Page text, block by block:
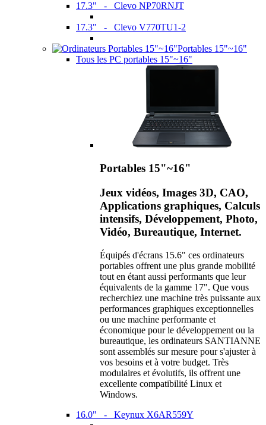
17.3" - Clevo NP70RNJT
17.3" - Clevo V770TU1-2
Portables 15"~16"
Tous les PC portables 15"~16"
Portables 15"~16"
Jeux vidéos, Images 3D, CAO,
Applications graphiques, Calculs
intensifs, Développement, Photo,
Vidéo, Bureautique, Internet.
Équipés d'écrans 15.6" ces ordinateurs
portables offrent une plus grande mobilité
tout en étant aussi performants que leur
équivalents de la gamme 17". Que vous
recherchiez une machine très puissante aux
performances graphiques exceptionnelles
ou une machine performante et
économique pour le développement ou la
bureautique, les ordinateurs SANTIANNE
sont assemblés sur mesure pour s'ajuster à
vos besoins et à votre budget. Très
modulaires et évolutifs, ils offrent une
excellente compatibilité Linux et
Windows.
16.0" - Keynux X6AR559Y